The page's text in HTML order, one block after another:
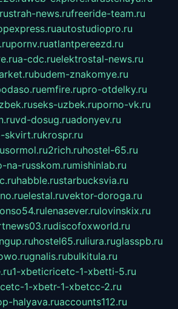
strah-news.rufreeride-team.ru
autostudiopro.ru
pornv.ruatlantpereezd.ru
a-cdc.ruelektrostal-news.ru
budem-znakomye.ru
emfire.rupro-otdelky.ru
seks-uzbek.ruporno-vk.ru
vd-dosug.ruadonyev.ru
skvirt.rukrospr.ru
sormol.ru2rich.ruhostel-65.ru
na-russkom.rumishinlab.ru
habble.rustarbucksvia.ru
elestal.ruvektor-doroga.ru
lenasever.rulovinskix.ru
discofoxworld.ru
hostel65.ruliura.ruglasspb.ru
gnalis.rubulkitula.ru
1-xbeticricetc-1-xbetti-5.ru
1-xbetr-1-xbetcc-2.ru
halyava.ruaccounts112.ru